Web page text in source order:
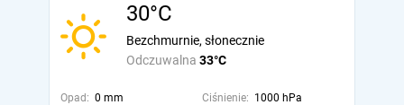
30°C
Odczuwalna 33°C
Bezchmurnie, słonecznie
Opad: 0 mm Ciśnienie: 1000 hPa